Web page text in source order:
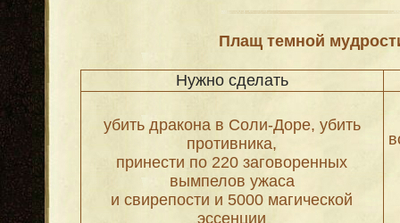
Плащ темной
Нужно сделать
убить дракона в Соли-Доре, убить
противника,
принести по 220 заговоренных
вымпелов ужаса
и свирепости и 5000 магической
эссенции